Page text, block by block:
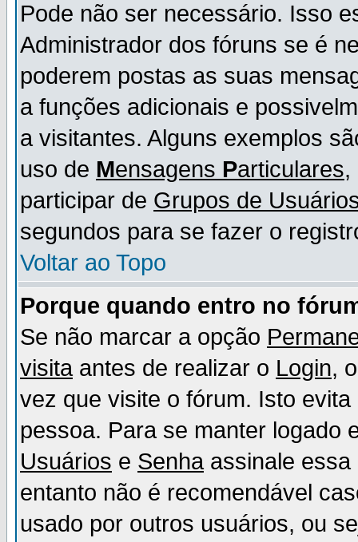
Pode não ser necessário. Isso
Administrador dos fóruns se é
poderem postas as suas
a funções adicionais e
a visitantes. Alguns exemplos
uso de Mensagens Particulares,
participar de Grupos de
segundos para se fazer o
Voltar ao Topo
Porque quando entro no
Se não marcar a opção
visitaantes de realizar o Login,
vez que visite o fórum. Isto
pessoa. Para se manter
Usuários e Senhaassinale essa
entanto não é recomendável
usado por outros usuários, ou